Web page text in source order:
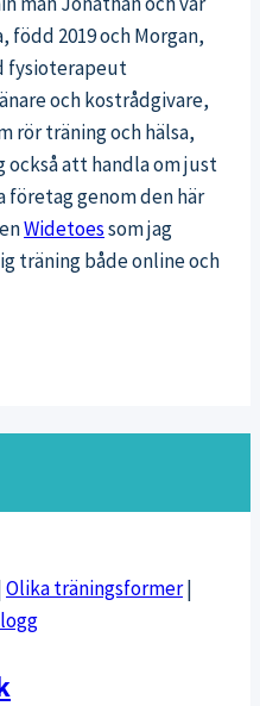
född 2019 och Morgan,
fysioterapeut
och kostrådgivare,
rör träning och hälsa,
också att handla om just
företag genom den här
Widetoessom jag
träning både online och
Olika träningsformer|